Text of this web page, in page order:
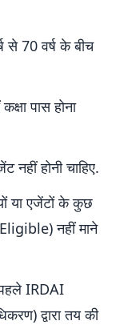
से 70 वर्ष के बीच
पास होना
नहीं होनी चाहिए.
या एजेंटों के कुछ
नहीं माने
IRDAI
द्वारा तय की